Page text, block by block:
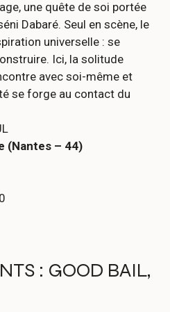
une quête de soi portée
Dabaré. Seul en scène, le
universelle : se
Ici, la solitude
avec soi-même et
se forge au contact du
(Nantes – 44)
: GOOD BAIL,